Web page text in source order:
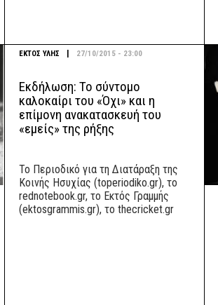
ΕΚΤΟΣ ΥΛΗΣ 27/10/2015 - 23:00
Εκδήλωση: Το σύντομο
καλοκαίρι του «Όχι» και η
επίμονη ανακατασκευή του
«εμείς» της ρήξης
To Περιοδικό για τη Διατάραξη της
Κοινής Ησυχίας (toperiodiko.gr), το
rednotebook.gr, το Εκτός Γραμμής
(ektosgrammis.gr), το thecricket.gr